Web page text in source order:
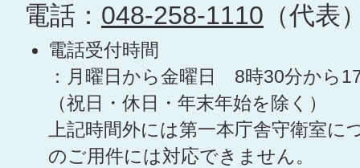
電話： 048-258-1110 （代表
電話受付時間
：月曜日から金曜日 8時30分から
（祝日・休日・年末年始を除く）
上記時間外には第一本庁舎守衛室に
のご用件には対応できません。